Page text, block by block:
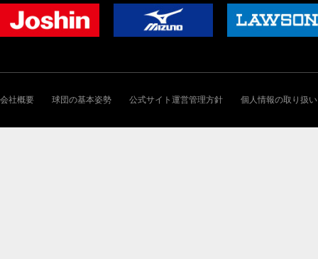
会社概要 球団の基本姿勢 公式サイト運営管理方針 個人情報の取り扱い